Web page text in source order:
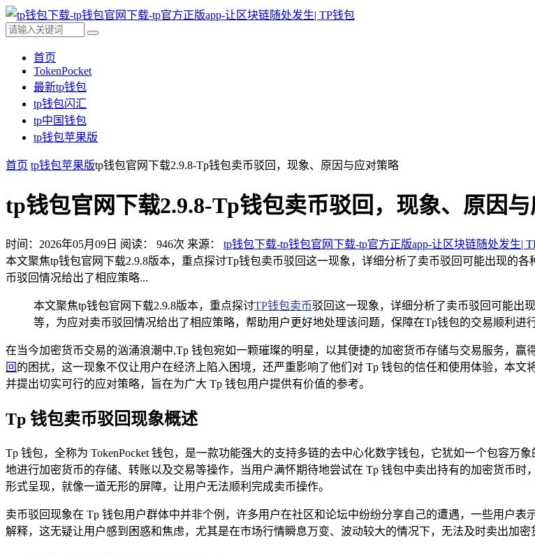
首页
TokenPocket
最新tp钱包
tp钱包闪汇
tp中国钱包
tp钱包苹果版
首页 tp钱包苹果版tp钱包官网下载2.9.8-Tp钱包卖币驳回，现象、原因与应对策略
tp钱包官网下载2.9.8-Tp钱包卖币驳回，现象、原因
时间：2026年05月09日 阅读： 946次 来源： tp钱包下载-tp钱包官网下载-tp官方正版app-让区块链随处发生|
本文聚焦tp钱包官网下载2.9.8版本，重点探讨Tp钱包卖币驳回这一现象，详细分析了卖币驳回可能出现的
币驳回情况给出了相应策略...
本文聚焦tp钱包官网下载2.9.8版本，重点探讨TP钱包卖币驳回这一现象，详细分析了卖币驳回可能出
等，为应对卖币驳回情况给出了相应策略，帮助用户更好地处理该问题，保障在Tp钱包的交易顺利进
在当今加密货币交易的汹涌浪潮中,Tp 钱包宛如一颗璀璨的明星，以其便捷的加密货币存储与交易服务，
回 的困扰，这一现象不仅让用户在经济上陷入困境，还严重影响了他们对 Tp 钱包的信任和使用体验，本
并提出切实可行的应对策略，旨在为广大 Tp 钱包用户提供有价值的参考。
Tp 钱包卖币驳回现象概述
Tp 钱包，全称为 TokenPocket 钱包，是一款功能强大的支持多链的去中心化数字钱包，它犹如一个包容
地进行加密货币的存储、转账以及交易等操作，当用户满怀期待地尝试在 Tp 钱包中卖出持有的加密货币
形式呈现，就像一道无形的屏障，让用户无法顺利完成卖币操作。
卖币驳回现象在 Tp 钱包用户群体中并非个例，许多用户在社区和论坛中纷纷分享自己的遭遇，一些用户
解释，这无疑让用户感到困惑和焦虑，尤其是在市场行情瞬息万变、波动较大的情况下，无法及时卖出加